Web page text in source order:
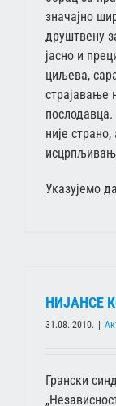
значајно
друштвену
јасно и
циљева,
страјавање
није
Указујемо
НИЈАНСЕ
31.08. 2010.
Грански